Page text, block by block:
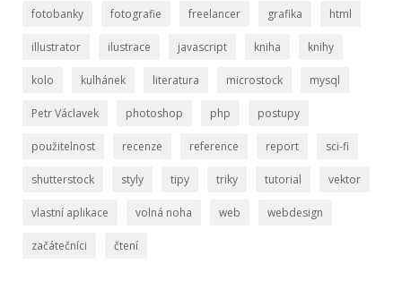
fotobanky fotografie freelancer grafika html
illustrator ilustrace javascript kniha knihy
kolo kulhánek literatura microstock mysql
Petr Václavek photoshop php postupy
použitelnost recenze reference report sci-fi
shutterstock styly tipy triky tutorial vektor
vlastní aplikace volná noha web webdesign
začátečníci čtení